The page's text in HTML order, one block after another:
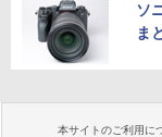
ソ
ま
本サイトのご利用に